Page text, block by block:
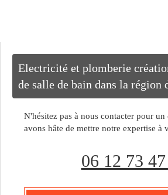
Electricité et plomberie
de salle de bain dans la région
N'hésitez pas à nous contacter pour
avons hâte de mettre notre expertise à
06 12 73